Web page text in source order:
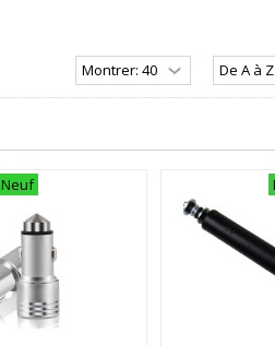
Neuf